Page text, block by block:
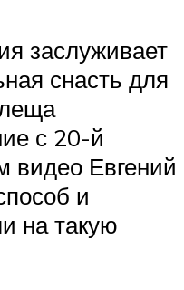
заслуживает
снасть для
с 20-й
Евгений
и
на такую